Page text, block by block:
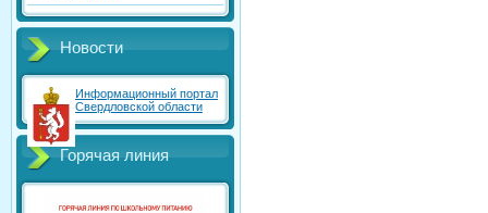
Новости
Информационный портал
Свердловской области
Горячая линия